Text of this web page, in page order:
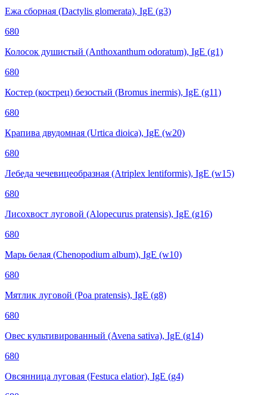
Ежа сборная (Dactylis glomerata), IgE (g3)
680
Колосок душистый (Anthoxanthum odoratum), IgE (g1)
680
Костер (кострец) безостый (Bromus inermis), IgE (g11)
680
Крапива двудомная (Urtica dioica), IgE (w20)
680
Лебеда чечевицеобразная (Atriplex lentiformis), IgE (w15)
680
Лисохвост луговой (Alopecurus pratensis), IgE (g16)
680
Марь белая (Chenopodium album), IgE (w10)
680
Мятлик луговой (Poa pratensis), IgE (g8)
680
Овес культивированный (Avena sativa), IgE (g14)
680
Овсянница луговая (Festuca elatior), IgE (g4)